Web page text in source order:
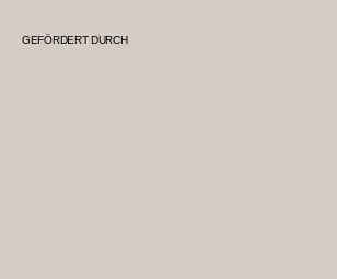
GEFÖRDERT DURCH